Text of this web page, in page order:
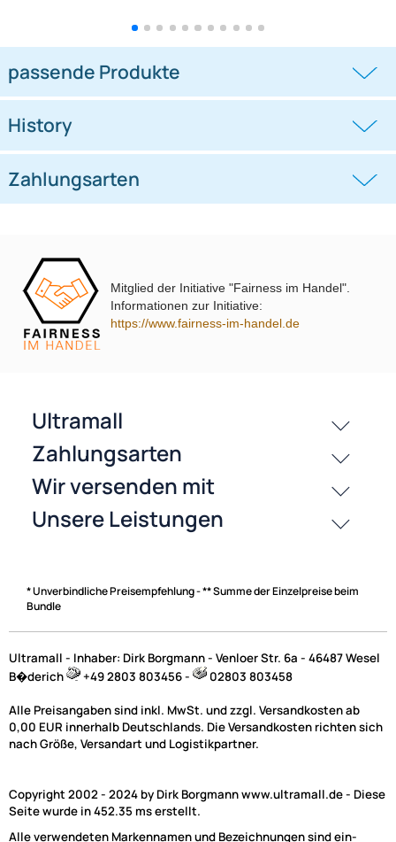
Lautsprecheradapterkabel
auf DIN
((0))
UVP 9,98 € *6,45 €
Lautsprecheradapterkabel
((0))
passende Produkte
Zahlungsarten
Mitglied der Initiative "Fairness im Handel".
Informationen zur Initiative:
https://www.fairness-im-handel.de
* Unverbindliche Preisempfehlung - ** Summe der Einzelpreise beim
Bundle
Ultramall - Inhaber: Dirk Borgmann - Venloer Str. 6a - 46487 Wesel
B�derich
+49 2803 803456 - 02803 803458
Alle Preisangaben sind inkl. MwSt. und zzgl. Versandkosten ab
0,00 EUR innerhalb Deutschlands. Die Versandkosten richten sich
nach Größe, Versandart und Logistikpartner.
Copyright 2002 - 2024 by Dirk Borgmann www.ultramall.de - Diese
Seite wurde in 452.35 ms erstellt.
Alle verwendeten Markennamen und Bezeichnungen sind ein-